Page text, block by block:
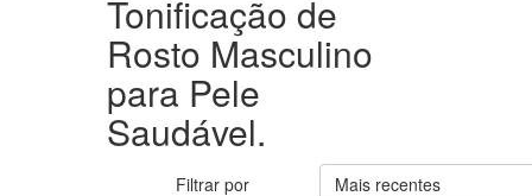
Tonificação de
Rosto Masculino
para Pele
Saudável.
Filtrar por
Mais recentes